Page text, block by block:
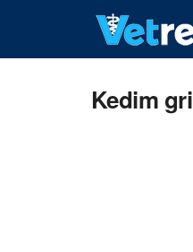
Kedim